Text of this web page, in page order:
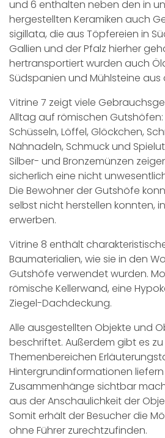
und 6 enthalten neben den in
hergestellten Keramiken auch
sigillata, die aus Töpfereien in
Gallien und der Pfalz hierher
hertransportiert wurden auch
Südspanien und Mühlsteine aus
Vitrine 7 zeigt viele
Alltag auf römischen Gutshöfen:
Schüsseln, Löffel, Glöckchen,
Nähnadeln, Schmuck und
Silber- und Bronzemünzen
sicherlich eine nicht
Die Bewohner der Gutshöfe
selbst nicht herstellen konnten,
erwerben.
Vitrine 8 enthält
Baumaterialien, wie sie in den
Gutshöfe verwendet wurden.
römische Kellerwand, eine
Ziegel-Dachdeckung.
Alle ausgestellten Objekte und
beschriftet. Außerdem gibt es
Themenbereichen
Hintergrundinformationen
Zusammenhänge sichtbar
aus der Anschaulichkeit der
Somit erhält der Besucher die
ohne Führer zurechtzufinden.